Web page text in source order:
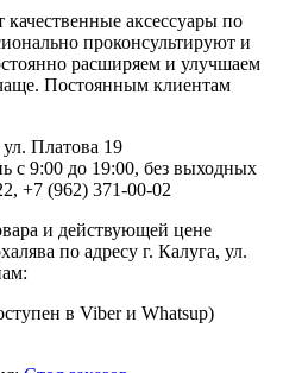
качественные аксессуары по
проконсультируют и
расширяем и улучшаем
Постоянным клиентам
Платова 19
с 9:00 до 19:00, без выходных
+7 (962) 371-00-02
и действующей цене
по адресу г. Калуга, ул.
в Viber и Whatsup)